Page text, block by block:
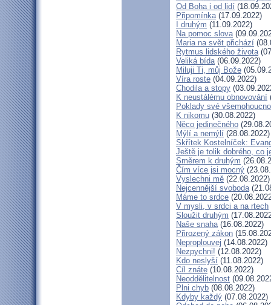
Od Boha i od lidí
Připomínka(17.09.2022)
I druhým (11.09.2022)
Na pomoc slova
Maria na svět přichází
Rytmus lidského života
Veliká bída(06.09.2022)
Miluji Ti, můj Bože
Víra roste (04.09.2022)
Chodila a stopy
K neustálému obnovování
Poklady své
K nikomu (30.08.2022)
Něco jedinečného
Mýlí a nemýlí (28.08.2022)
Skřítek Kostelníček:
Ještě je tolik dobrého, co
Směrem k druhým
Čím více jsi mocný
Vyslechni mě (22.08.2022)
Nejcennější svoboda
Máme to srdce
V mysli, v srdci a na rtech
Sloužit druhým
Naše snaha(16.08.2022)
Přirozený zákon
Neproplouvej (14.08.2022)
Nezpychni! (12.08.2022)
Kdo neslyší (11.08.2022)
Cíl znáte (10.08.2022)
Neoddělitelnost
Plni chyb (08.08.2022)
Kdyby každý (07.08.2022)